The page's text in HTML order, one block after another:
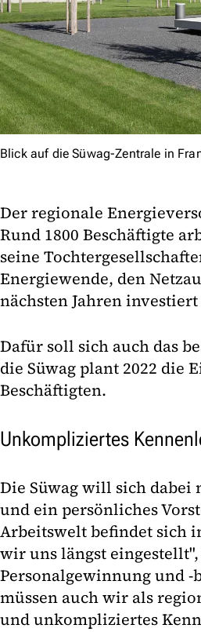
Blick auf die Süwag-Zentrale in
Der regionale
Rund 1800 Beschäftigte
seine
Energiewende, den
nächsten Jahren
Dafür soll sich auch das
die Süwag plant 2022 die
Beschäftigten.
Unkompliziertes
Die Süwag will sich dabei
und ein persönliches
Arbeitswelt befindet sich
wir uns längst
Personalgewinnung und -
müssen auch wir als
und unkompliziertes